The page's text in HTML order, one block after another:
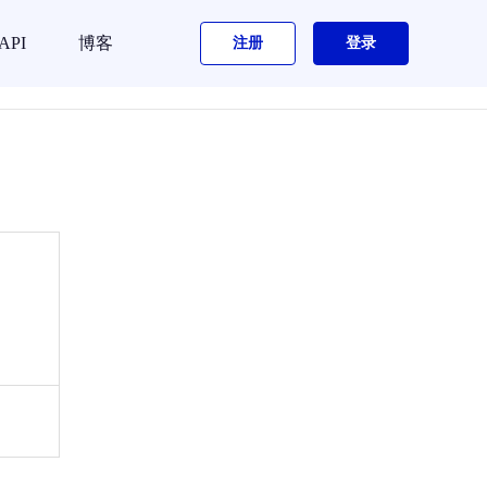
博客 注册 登录